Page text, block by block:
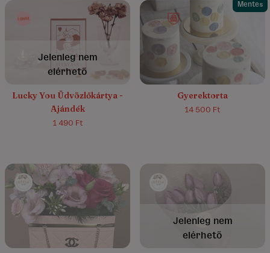
Jelenleg nem
elérhető
Lucky You Üdvözlőkártya -
Ajándék
1 490 Ft
Mentes
4.6/5 (11)
Gyerektorta
14 500 Ft
5.0/5 (5) 5.0/5
(1)
Jelenleg nem
elérhető